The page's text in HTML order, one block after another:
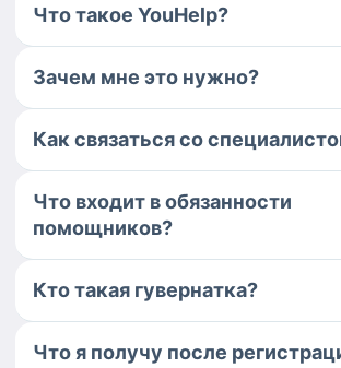
Что такое YouHelp?
Зачем мне это нужно?
Как связаться со
Что входит в обязанности
помощников?
Кто такая гувернатка?
Что я получу после